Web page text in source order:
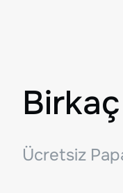
Ücretsiz